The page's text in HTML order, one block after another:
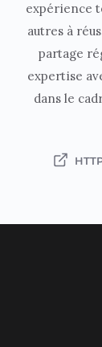
expérience
autres à
partage
expertise
dans le